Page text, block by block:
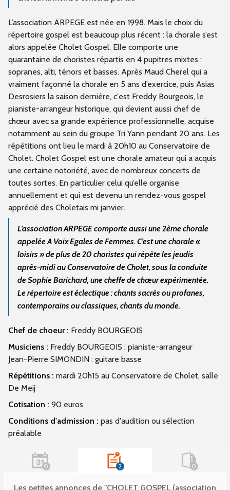
L’association ARPEGE est née en 1998. Mais le choix du
répertoire gospel est beaucoup plus récent : la chorale s’est
alors appelée Cholet Gospel. Elle comporte une
quarantaine de choristes répartis en 4 pupitres mixtes :
sopranes, alti, ténors et basses. Après Maud Cherel qui a
vraiment façonné la chorale en 5 ans d’exercice, puis Asias
Desrosiers la saison dernière, c'est Freddy Bourgeois, le
pianiste-arrangeur historique, qui devient aussi chef de
chœur avec sa grande expérience professionnelle, acquise
notamment au sein du groupe Tri Yann pendant 20 ans. Les
répétitions ont lieu le mardi à 20h10 au Conservatoire de
Cholet. Cholet Gospel est une chorale amateur qui a acquis
une certaine notoriété, avec de nombreux concerts de
toutes sortes. En particulier celui qu’elle organise
annuellement et qui est devenu un rendez-vous gospel
apprécié des Choletais mi janvier.
L’association ARPEGE comporte aussi une 2ème chorale
appelée A Voix Egales de Femmes. C’est une chorale «
loisirs » de plus de 20 choristes qui répète les jeudis
après-midi au Conservatoire de Cholet, sous la conduite
de Sophie Barichard, une cheffe de chœur expérimentée.
Le répertoire est éclectique : chants sacrés ou profanes,
contemporains ou classiques, chants du monde.
Chef de choeur : Freddy BOURGEOIS
Musiciens : Freddy BOURGEOIS : pianiste-arrangeur
Jean-Pierre SIMONDIN : guitare basse
Répétitions : mardi 20h15 au Conservatoire de Cholet, salle
De Meij
Cotisation : 90 euros
Conditions d'admission : pas d'audition ou sélection
préalable
0 2
Les petites annonces de "CHOLET GOSPEL (association
0